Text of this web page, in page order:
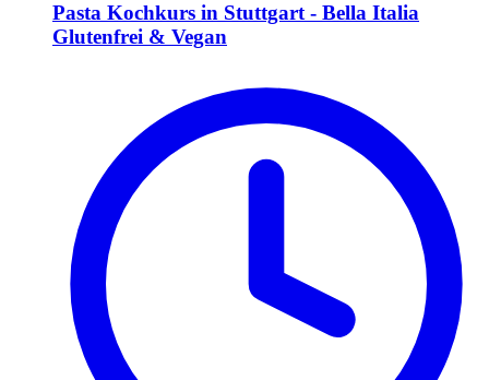
Pasta Kochkurs in Stuttgart - Bella Italia
Glutenfrei & Vegan